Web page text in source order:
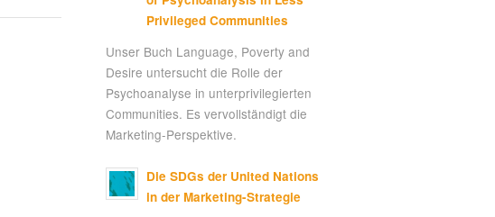
Privileged Communities
Unser Buch Language, Poverty and
Desire untersucht die Rolle der
Psychoanalyse in unterprivilegierten
Communities. Es vervollständigt die
Marketing-Perspektive.
Die SDGs der United Nations
in der Marketing-Strategie